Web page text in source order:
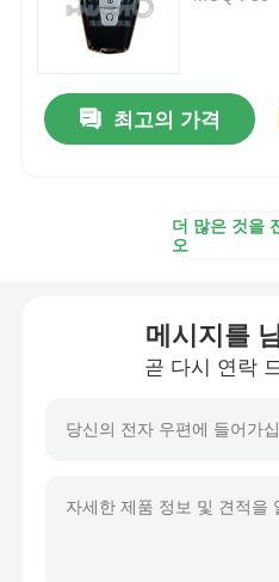
자동차 키 블레이드
싱글 앵글 밀링 커터
트랜스폰더 칩
잠수기 기계
KEYDIY 스마트키
최고의 가격
더 많은 것을
오
메시지를
곧 다시 연락